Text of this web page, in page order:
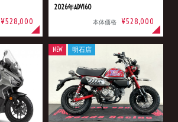
¥528,000
2026年ADV160
本体価格 ¥528,000
NEW 明石店